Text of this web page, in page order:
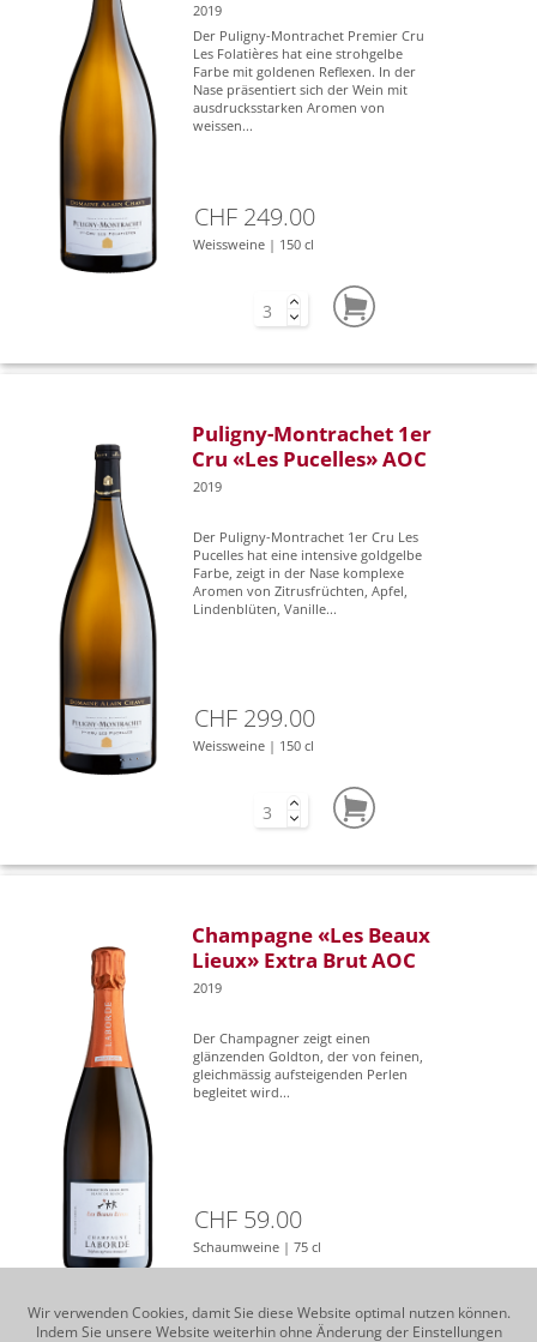
Wir verwenden Cookies, damit Sie diese Website optimal nutzen können.
Indem Sie unsere Website weiterhin ohne Änderung der Einstellungen
2019
Der Puligny-Montrachet Premier Cru
Les Folatières hat eine strohgelbe
Farbe mit goldenen Reflexen. In der
Nase präsentiert sich der Wein mit
ausdrucksstarken Aromen von
weissen...
CHF 249.00
Weissweine | 150 cl
Puligny-Montrachet 1er
Cru «Les Pucelles» AOC
2019
Der Puligny-Montrachet 1er Cru Les
Pucelles hat eine intensive goldgelbe
Farbe, zeigt in der Nase komplexe
Aromen von Zitrusfrüchten, Apfel,
Lindenblüten, Vanille...
CHF 299.00
Weissweine | 150 cl
Champagne «Les Beaux
Lieux» Extra Brut AOC
2019
Der Champagner zeigt einen
glänzenden Goldton, der von feinen,
gleichmässig aufsteigenden Perlen
begleitet wird...
CHF 59.00
Schaumweine | 75 cl